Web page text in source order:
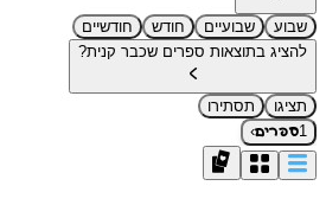
שבוע שבועיים חודש
חודשיים
להציג בתוצאות ספרים שכבר קנית?
תציגו
תסתירו
1ספרים›